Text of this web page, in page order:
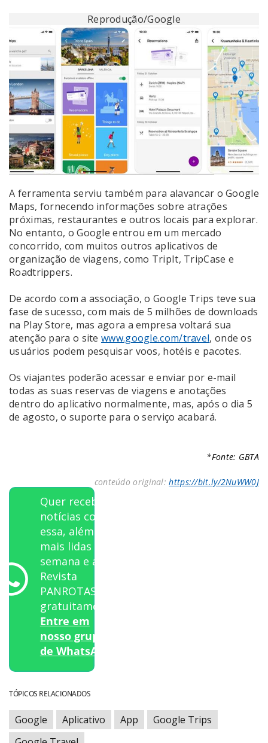
Reprodução/Google
A ferramenta serviu também para alavancar o Google
Maps, fornecendo informações sobre atrações
próximas, restaurantes e outros locais para explorar.
No entanto, o Google entrou em um mercado
concorrido, com muitos outros aplicativos de
organização de viagens, como TripIt, TripCase e
Roadtrippers.
De acordo com a associação, o Google Trips teve sua
fase de sucesso, com mais de 5 milhões de downloads
na Play Store, mas agora a empresa voltará sua
atenção para o sitewww.google.com/travel, onde os
usuários podem pesquisar voos, hotéis e pacotes.
Os viajantes poderão acessar e enviar por e-mail
todas as suas reservas de viagens e anotações
dentro do aplicativo normalmente, mas, após o dia 5
de agosto, o suporte para o serviço acabará.
*Fonte: GBTA
conteúdo original:https://bit.ly/2NuWW0J
Quer receber
notícias como
essa, além das
mais lidas da
semana e a
Revista
PANROTAS
gratuitamente?
Entre em
nosso grupo
de WhatsApp.
TÓPICOS RELACIONADOS
Google Aplicativo App
Google Trips